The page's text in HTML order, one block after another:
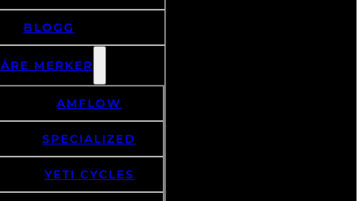
BLOGG
MERKER
AMFLOW
SPECIALIZED
YETI CYCLES